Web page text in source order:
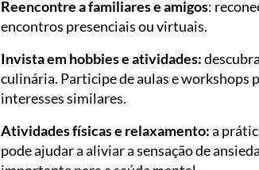
Reencontre a familiares e amigos:
encontros presenciais ou virtuais.
Invista em hobbies e atividades:
culinária. Participe de aulas e workshops
interesses similares.
Atividades físicas e relaxamento:a
pode ajudar a aliviar a sensação de